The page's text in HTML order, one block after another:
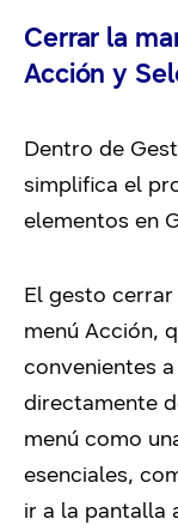
Cerrar la
Acción y
Dentro de
simplifica el
elementos en
El gesto
menú Acción,
convenientes
directamente
menú como
esenciales,
ir a la pantalla